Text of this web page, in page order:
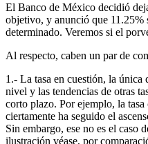
El Banco de México decidió
objetivo, y anunció que 11.25%
determinado. Veremos si el
Al respecto, caben un par de
1.- La tasa en cuestión, la
nivel y las tendencias de otras
corto plazo. Por ejemplo, la
ciertamente ha seguido el
Sin embargo, ese no es el caso
ilustración véase, por